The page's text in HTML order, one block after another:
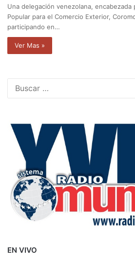
Una delegación venezolana,
Popular para el Comercio Exterior,
participando en…
Ver Mas »
EN VIVO